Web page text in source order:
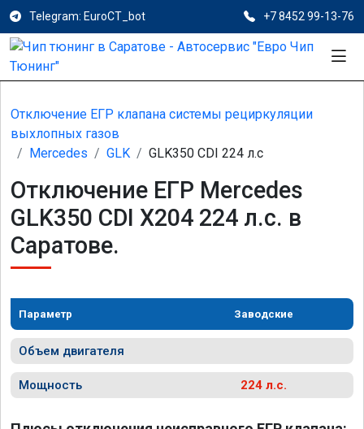
Telegram: EuroCT_bot +7 8452 99-13-76
Отключение ЕГР клапана системы рециркуляции
выхлопных газов
Mercedes
GLK GLK350 CDI 224 л.с
Отключение ЕГР Mercedes
GLK350 CDI X204 224 л.с. в
Саратове.
Параметр Заводские
Объем двигателя
Мощность 224 л.с.